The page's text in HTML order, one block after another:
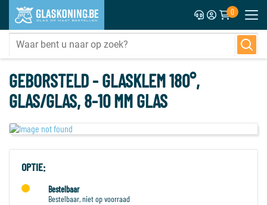
0
GEBORSTELD - GLASKLEM 180°,
GLAS/GLAS, 8-10 MM GLAS
OPTIE:
Bestelbaar
Bestelbaar, niet op voorraad